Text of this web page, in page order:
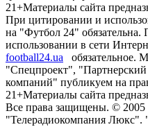
21+Материалы сайта
При цитировании и
на "Футбол 24"
использовании в сети
football24.ua
обязательное.
"Спецпроект",
компаний" публикуем на
21+Материалы сайта
Все права защищены. © 2005
"Телерадиокомпания Люкс".